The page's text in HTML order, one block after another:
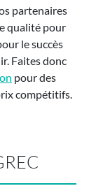
partenaires
qualité pour
le succès
Faites donc
pour des
compétitifs.